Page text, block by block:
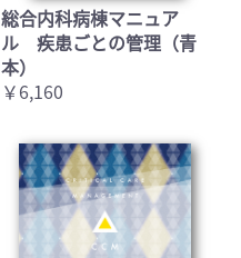
総合内科病棟マニュア
ル 疾患ごとの管理（青
本）
￥6,160